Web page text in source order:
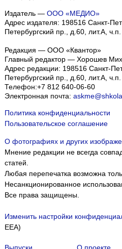
Издатель — ООО «МЕДИО»
Адрес издателя: 198516 Санкт-
Петербургский пр., д.60, лит.А,
Редакция — ООО «Квантор»
Главный редактор — Хорошев
Адрес редакции: 198516 Санкт-
Петербургский пр., д.60, лит.А,
Телефон:+7 812 640-06-60
Электронная почта:
Политика конфиденциальности
Пользовательское соглашение
О фотографиях и других
Мнение редакции не всегда
статей.
Любая перепечатка возможна
Несанкционированное
Все права защищены.
Изменить настройки
EEA)